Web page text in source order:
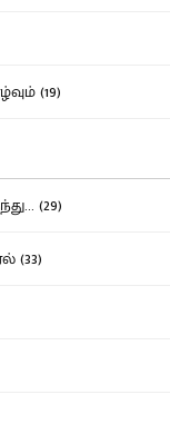
(19)
(29)
(33)